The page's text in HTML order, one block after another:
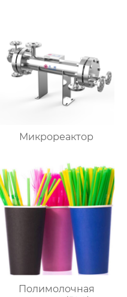
Микрореактор
Полимолочная